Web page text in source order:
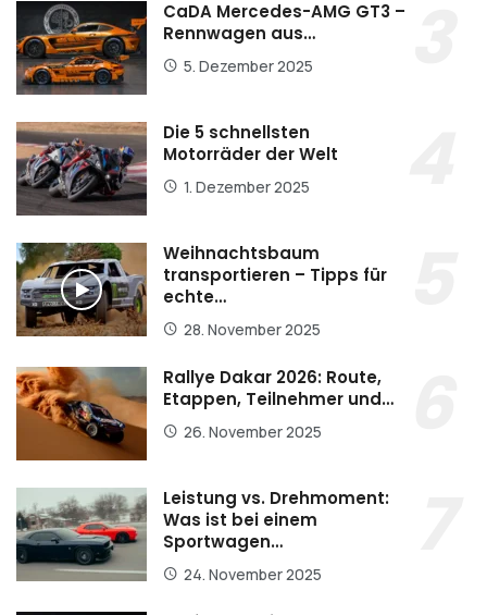
CaDA Mercedes-AMG GT3 –
Rennwagen aus…
5. Dezember 2025
Die 5 schnellsten
Motorräder der Welt
1. Dezember 2025
Weihnachtsbaum
transportieren – Tipps für
echte…
28. November 2025
Rallye Dakar 2026: Route,
Etappen, Teilnehmer und…
26. November 2025
Leistung vs. Drehmoment:
Was ist bei einem
Sportwagen…
24. November 2025